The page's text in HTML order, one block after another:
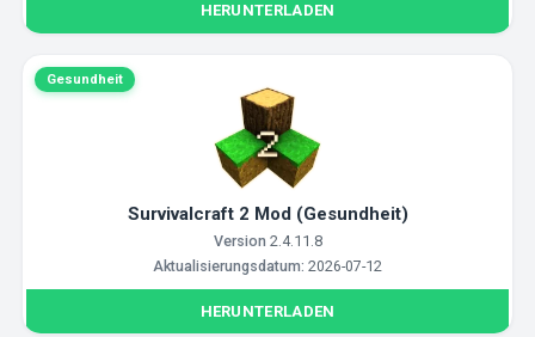
HERUNTERLADEN
Gesundheit
Survivalcraft 2 Mod (Gesundheit)
Version 2.4.11.8
Aktualisierungsdatum: 2026-07-12
HERUNTERLADEN